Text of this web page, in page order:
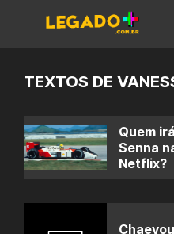
TEXTOS DE
Quem
Senna
Netflix?